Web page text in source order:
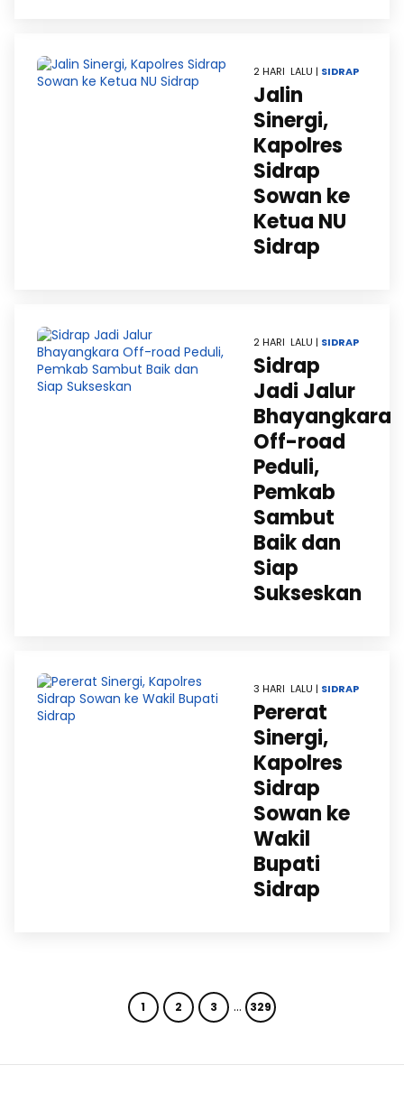
2 HARI LALU | SIDRAP
Jalin
Sinergi,
Kapolres
Sidrap
Sowan ke
Ketua NU
Sidrap
2 HARI LALU | SIDRAP
Sidrap
Jadi Jalur
Bhayangkara
Off-road
Peduli,
Pemkab
Sambut
Baik dan
Siap
Sukseskan
3 HARI LALU | SIDRAP
Pererat
Sinergi,
Kapolres
Sidrap
Sowan ke
Wakil
Bupati
Sidrap
1 2 3 … 329